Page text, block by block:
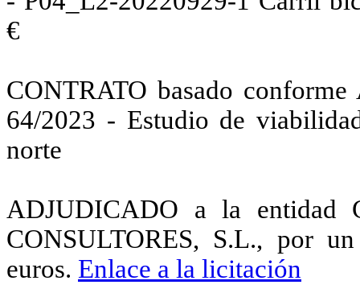
€
CONTRATO basado
64/2023 - Estudio de
norte
ADJUDICADO a la entidad
CONSULTORES, S.L., por
euros. Enlace a la licitación